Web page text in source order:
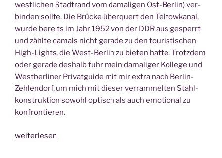
west­li­chen Stadt­rand vom dama­li­gen Ost-Ber­lin) ver­
bin­den soll­te. Die Brü­cke über­quert den Tel­towkanal,
wur­de bereits im Jahr 1952 von der DDR aus gesperrt
und zähl­te damals nicht gera­de zu den tou­ris­ti­schen
High-Lights, die West-Ber­lin zu bie­ten hat­te. Trotz­dem
oder gera­de des­halb fuhr mein dama­li­ger Kol­le­ge und
West­ber­li­ner Pri­vat­gui­de mit mir extra nach Ber­lin-
Zehlen­dorf, um mich mit die­ser ver­ram­mel­ten Stahl­
kon­struk­ti­on sowohl optisch als auch emo­tio­nal zu
kon­fron­tie­ren.
„Erin­
weiterlesen